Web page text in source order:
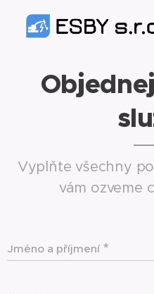
Vyplňte všechny
vám ozveme
Jméno a příjmení